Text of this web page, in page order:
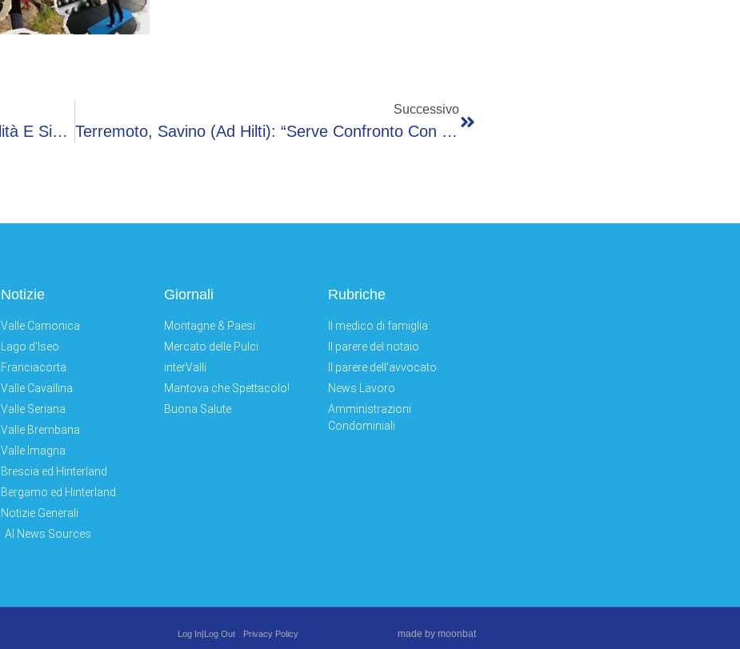
Imprese, Formato (Aecom): “Integrare Qualità E Sicurezza Fin Dall’inizio Dell’opera”
Successivo
Terremoto, Savino (ad Hilti): “Serve Confronto Con Tutti Gli Attori Della Filiera Costruzioni”
Notizie
Valle Camonica
Lago d'Iseo
Franciacorta
Valle Cavallina
Valle Seriana
Valle Brembana
Valle Imagna
Brescia ed Hinterland
Bergamo ed Hinterland
Notizie Generali
AI News Sources
Giornali
Montagne & Paesi
Mercato delle Pulci
interValli
Mantova che Spettacolo!
Buona Salute
Rubriche
Il medico di famiglia
Il parere del notaio
Il parere dell'avvocato
News Lavoro
Amministrazioni
Condominiali
Log In|Log Out Privacy Policy made by moonbat